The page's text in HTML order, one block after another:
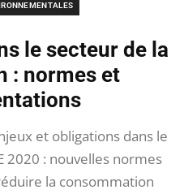
le secteur de la
: normes et
et obligations dans le
2020 : nouvelles normes
la consommation